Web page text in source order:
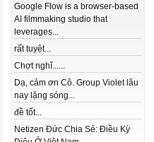
Google Flow is a browser-based
AI filmmaking studio that
leverages...
rất tuyệt...
Chợt nghĩ......
Dạ, cảm ơn Cô. Group Violet lâu
nay lặng sóng...
đề tốt...
Netizen Đức Chia Sẻ: Điều Kỳ